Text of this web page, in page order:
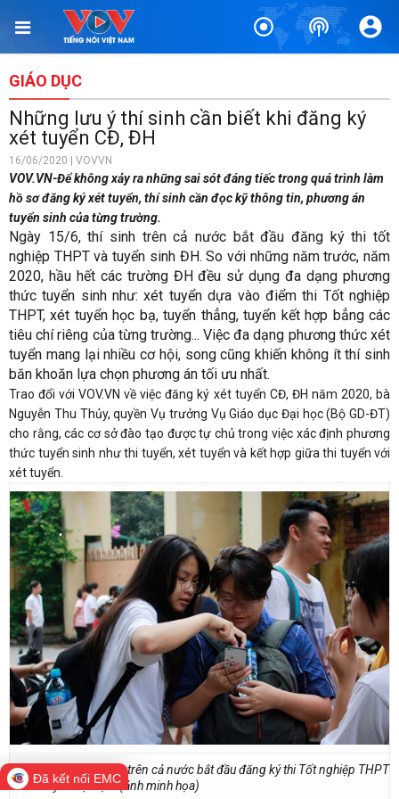
GIÁO DỤC
Những lưu ý thí sinh cần biết khi đăng ký
xét tuyển CĐ, ĐH
16/06/2020 | VOVVN
VOV.VN-Để không xảy ra những sai sót đáng tiếc trong quá trình làm
hồ sơ đăng ký xét tuyển, thí sinh cần đọc kỹ thông tin, phương án
tuyển sinh của từng trường.
Ngày 15/6, thí sinh trên cả nước bắt đầu đăng ký thi tốt
nghiệp THPT và tuyển sinh ĐH. So với những năm trước, năm
2020, hầu hết các trường ĐH đều sử dụng đa dạng phương
thức tuyển sinh như: xét tuyển dựa vào điểm thi Tốt nghiệp
THPT, xét tuyển học bạ, tuyển thẳng, tuyển kết hợp bẳng các
tiêu chí riêng của từng trường... Việc đa dạng phương thức xét
tuyển mang lại nhiều cơ hội, song cũng khiến không ít thí sinh
băn khoăn lựa chọn phương án tối ưu nhất.
Trao đổi với VOV.VN về việc đăng ký xét tuyển CĐ, ĐH năm 2020, bà
Nguyễn Thu Thủy, quyền Vụ trưởng Vụ Giáo dục Đại học (Bộ GD-ĐT)
cho rằng, các cơ sở đào tạo được tự chủ trong việc xác định phương
thức tuyển sinh như thi tuyển, xét tuyển và kết hợp giữa thi tuyển với
xét tuyển.
Từ ngày 15/6, thí sinh trên cả nước bắt đầu đăng ký thi Tốt nghiệp THPT
và xét tuyển đại học. (ảnh minh họa)
Đã kết nối EMC